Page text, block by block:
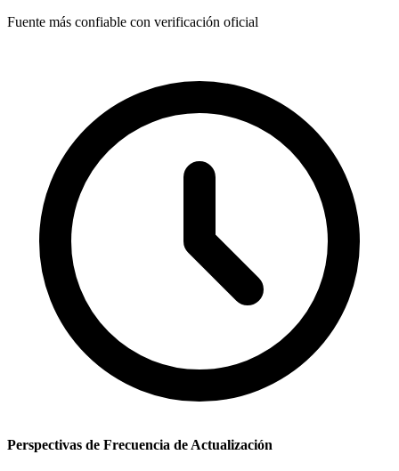
Fuente más confiable con verificación oficial
Perspectivas de Frecuencia de Actualización